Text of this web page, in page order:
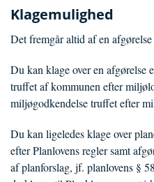
Klagemulighed
Det fremgår altid af en
Du kan klage over en afgørelse
truffet af kommunen efter
miljøgodkendelse truffet efter
Du kan ligeledes klage over
efter Planlovens regler samt
af planforslag, jf. planlovens §